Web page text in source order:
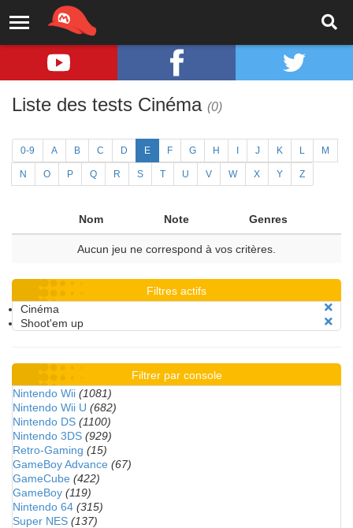
Liste des tests Cinéma (0)
0-9 A B C D E F G H J K L M
N O P Q R S T U V W X Y Z
Nom Note Genres
Aucun jeu ne correspond à vos critères.
Filtres actifs
Cinéma
Shoot'em up
Filtrer par console
Nintendo Wii (1081)
Nintendo Wii U (682)
Nintendo DS (1100)
Nintendo 3DS (929)
Retro-Gaming (15)
GameBoy Advance (67)
GameCube (422)
GameBoy (119)
Nintendo 64 (315)
Super NES (137)